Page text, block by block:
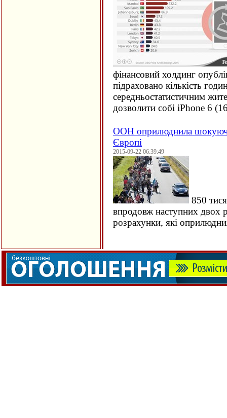
фінансовий холдинг
підраховано кількість
середньостатистичним
дозволити собі iPhone 6 (
ООН оприлюднила
Європі
2015-09-22 06:39:49
850
впродовж наступних двох
розрахунки, які